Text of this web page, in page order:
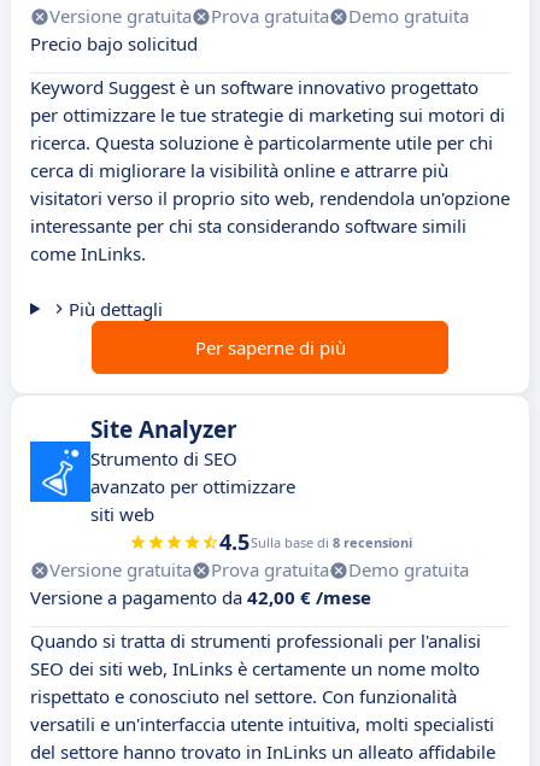
Versione gratuita Prova gratuita
Demo gratuita
Precio bajo solicitud
Keyword Suggest è un software innovativo progettato
per ottimizzare le tue strategie di marketing sui motori di
ricerca. Questa soluzione è particolarmente utile per chi
cerca di migliorare la visibilità online e attrarre più
visitatori verso il proprio sito web, rendendola un'opzione
interessante per chi sta considerando software simili
come InLinks.
Più dettagli
Per saperne di più
Site Analyzer
Strumento di SEO
avanzato per ottimizzare
siti web
4.5Sulla base di 8 recensioni
Versione gratuita Prova gratuita
Demo gratuita
Versione a pagamento da 42,00 € /mese
Quando si tratta di strumenti professionali per l'analisi
SEO dei siti web, InLinks è certamente un nome molto
rispettato e conosciuto nel settore. Con funzionalità
versatili e un'interfaccia utente intuitiva, molti specialisti
del settore hanno trovato in InLinks un alleato affidabile